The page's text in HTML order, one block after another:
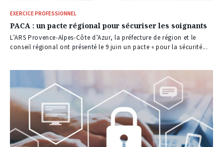
EXERCICE PROFESSIONNEL
PACA : un pacte régional pour sécuriser les soignants
L’ARS Provence-Alpes-Côte d’Azur, la préfecture de région et le
conseil régional ont présenté le 9 juin un pacte « pour la sécurité...